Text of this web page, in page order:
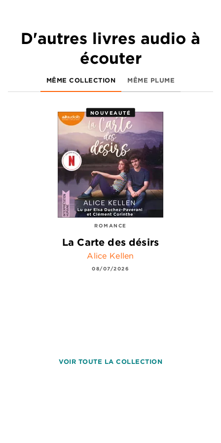
D'autres livres audio à
écouter
MÊME COLLECTION MÊME PLUME
NOUVEAUTÉ
ROMANCE
La Carte des désirs
Alice Kellen
08/07/2026
VOIR TOUTE LA COLLECTION